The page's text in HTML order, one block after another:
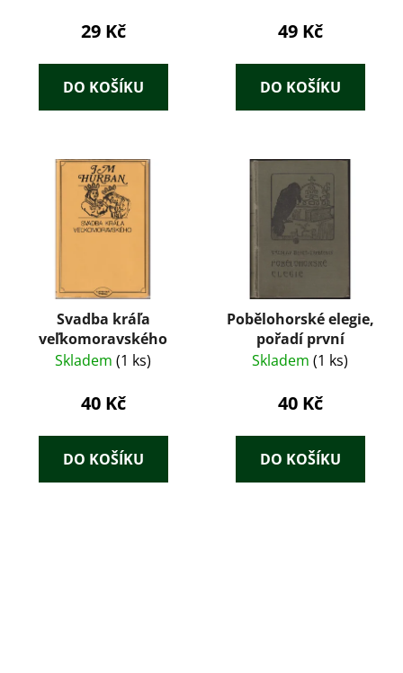
29 Kč
DO KOŠÍKU
49 Kč
DO KOŠÍKU
Svadba kráľa
veľkomoravského
Skladem (1 ks)
40 Kč
DO KOŠÍKU
Pobělohorské elegie,
pořadí první
Skladem (1 ks)
40 Kč
DO KOŠÍKU